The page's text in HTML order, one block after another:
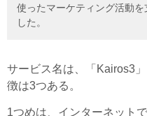
使ったマーケティング活動
した。
サービス名は、「Kairos3
徴は3つある。
1つめは、インターネット